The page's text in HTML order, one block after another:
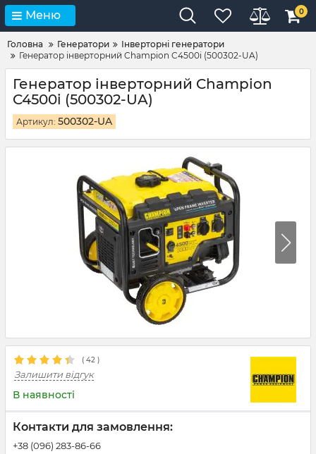
Меню 0
Головна Генератори
Інверторні генератори
Генератор інверторний Champion C4500i (500302-UA)
Генератор інверторний Champion
C4500i (500302-UA)
Артикул: 500302-UA
( 42 )
Залишити відгук
В наявності
Контакти для замовлення:
+38 (096) 283-86-66